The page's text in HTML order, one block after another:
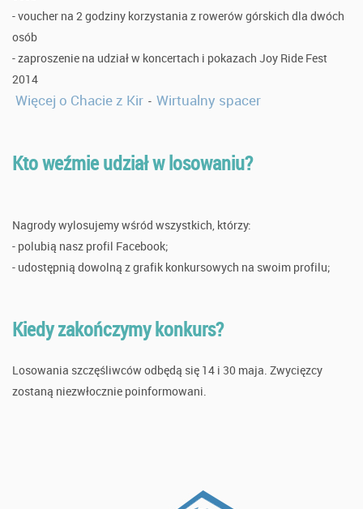
- voucher na 2 godziny korzystania z rowerów górskich dla dwóch
osób
- zaproszenie na udział w koncertach i pokazach Joy Ride Fest
2014
Więcej o Chacie z Kir - Wirtualny spacer
Kto weźmie udział w losowaniu?
Nagrody wylosujemy wśród wszystkich, którzy:
- polubią nasz profil Facebook;
- udostępnią dowolną z grafik konkursowych na swoim profilu;
Kiedy zakończymy konkurs?
Losowania szczęśliwców odbędą się 14 i 30 maja. Zwycięzcy
zostaną niezwłocznie poinformowani.